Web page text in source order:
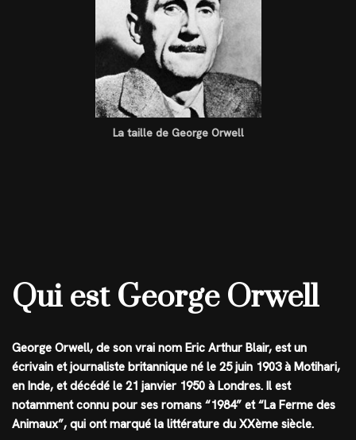
La taille de George Orwell
Qui est George Orwell
George Orwell, de son vrai nom Eric Arthur Blair, est un
écrivain et journaliste britannique né le 25 juin 1903 à Motihari,
en Inde, et décédé le 21 janvier 1950 à Londres. Il est
notamment connu pour ses romans “1984” et “La Ferme des
Animaux”, qui ont marqué la littérature du XXème siècle.